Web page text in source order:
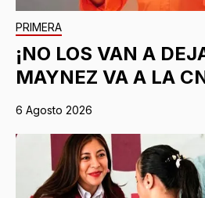
PRIMERA
¡NO LOS VAN A
MAYNEZ VA A LA
6 Agosto 2026